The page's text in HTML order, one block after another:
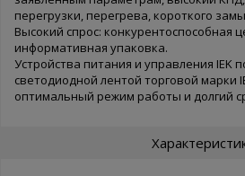
перегрузки, перегрева, короткого
Высокий спрос: конкурентоспособная
информативная упаковка.
Устройства питания и управления IEK
светодиодной лентой торговой марки
оптимальный режим работы и долгий